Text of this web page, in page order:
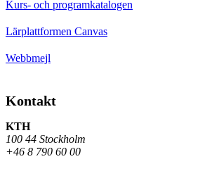
Kurs- och programkatalogen
Lärplattformen Canvas
Webbmejl
Kontakt
KTH
100 44 Stockholm
+46 8 790 60 00